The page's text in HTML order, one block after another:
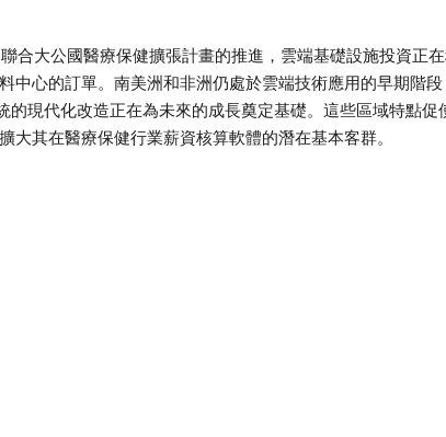
合大公國醫療保健擴張計畫的推進，雲端基礎設施投資正
心的訂單。南美洲和非洲仍處於雲端技術應用的早期階段
現代化改造正在為未來的成長奠定基礎。這些區域特點促
其在醫療保健行業薪資核算軟體的潛在基本客群。